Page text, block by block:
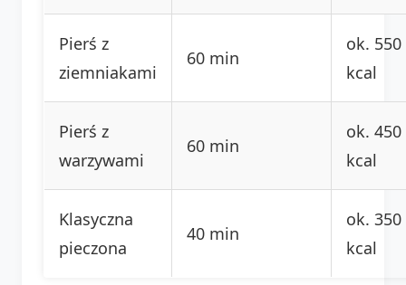
Pierś z
ziemniakami
60 min
ok. 550
kcal
Pierś z
warzywami
60 min
ok. 450
kcal
Klasyczna
pieczona
40 min
ok. 350
kcal